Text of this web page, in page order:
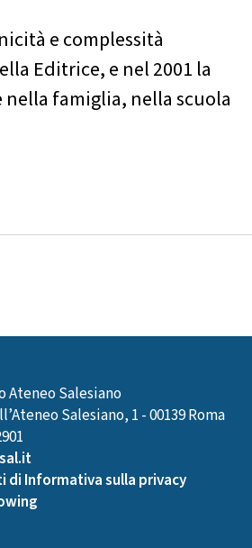
e complessità
Editrice, e nel 2001 la
famiglia, nella scuola
Ateneo Salesiano
Salesiano, 1 - 00139 Roma
di Informativa sulla privacy